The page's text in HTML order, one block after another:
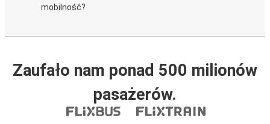
mobilność?
Zaufało nam ponad 500 milionów
pasażerów.